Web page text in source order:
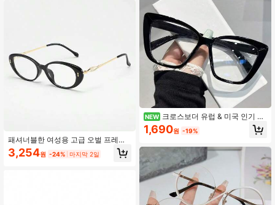
패셔너블한 여성용 고급 오벌 프레임
캣아이 안경
3,254원 -24% 마지막 2일
NEW 크로스보더 유럽 & 미국 인기 판
매 오버사이즈 스퀘어 프레임 안경, IN
S 패션 중공 템플 디자인
1,690원 -19%